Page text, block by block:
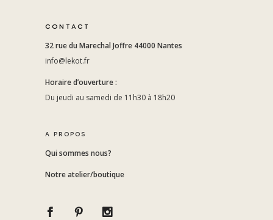
CONTACT
32 rue du Marechal Joffre 44000 Nantes
info@lekot.fr
Horaire d’ouverture :
Du jeudi au samedi de 11h30 à 18h20
A PROPOS
Qui sommes nous?
Notre atelier/boutique